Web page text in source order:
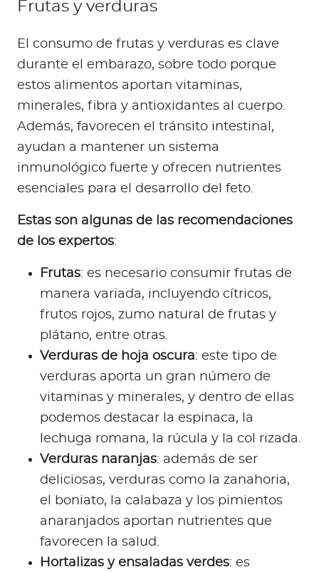
Frutas y verduras
El consumo de frutas y verduras es clave
durante el embarazo, sobre todo porque
estos alimentos aportan vitaminas,
minerales, fibra y antioxidantes al cuerpo.
Además, favorecen el tránsito intestinal,
ayudan a mantener un sistema
inmunológico fuerte y ofrecen nutrientes
esenciales para el desarrollo del feto.
Estas son algunas de las recomendaciones
de los expertos:
Frutas: es necesario consumir frutas de
manera variada, incluyendo cítricos,
frutos rojos, zumo natural de frutas y
plátano, entre otras.
Verduras de hoja oscura: este tipo de
verduras aporta un gran número de
vitaminas y minerales, y dentro de ellas
podemos destacar la espinaca, la
lechuga romana, la rúcula y la col rizada.
Verduras naranjas: además de ser
deliciosas, verduras como la zanahoria,
el boniato, la calabaza y los pimientos
anaranjados aportan nutrientes que
favorecen la salud.
Hortalizas y ensaladas verdes: es